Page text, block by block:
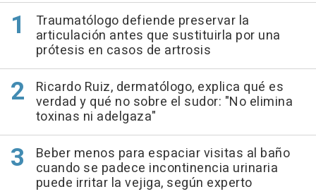
Traumatólogo defiende preservar la
articulación antes que sustituirla por una
prótesis en casos de artrosis
Ricardo Ruiz, dermatólogo, explica qué es
verdad y qué no sobre el sudor: "No elimina
toxinas ni adelgaza"
Beber menos para espaciar visitas al baño
cuando se padece incontinencia urinaria
puede irritar la vejiga, según experto